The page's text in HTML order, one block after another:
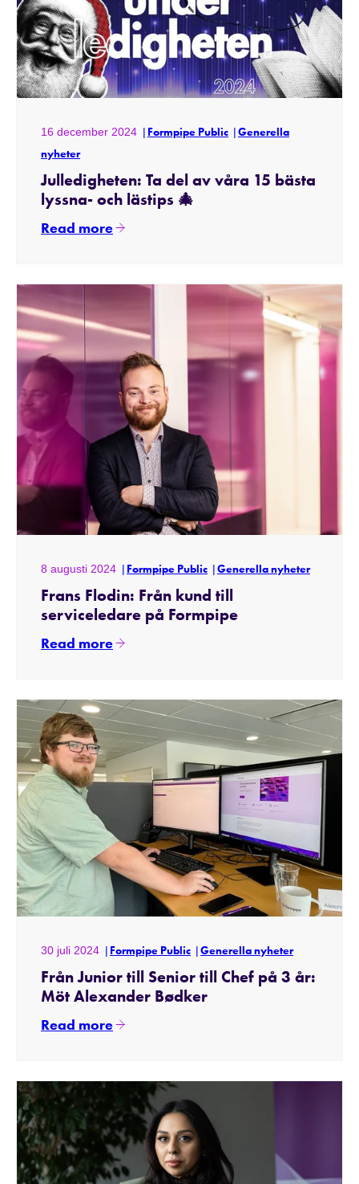
16 december 2024 Formpipe Public
Generella
nyheter
Julledigheten: Ta del av våra 15 bästa
lyssna- och lästips 🎄
Read more
8 augusti 2024 Formpipe Public Generella nyheter
Frans Flodin: Från kund till
serviceledare på Formpipe
Read more
30 juli 2024 Formpipe Public Generella nyheter
Från Junior till Senior till Chef på 3 år:
Möt Alexander Bødker
Read more